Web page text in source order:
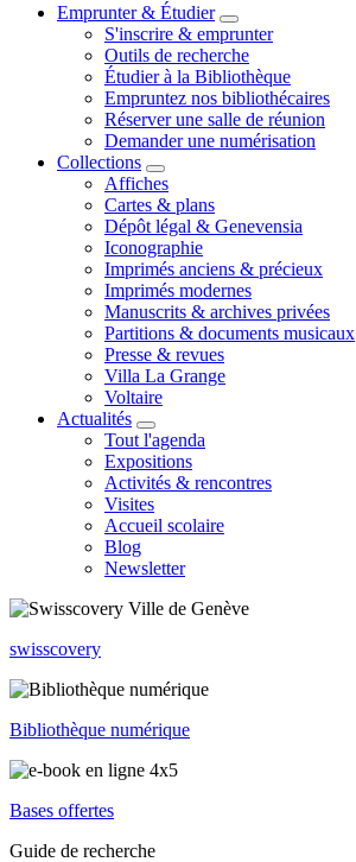
Emprunter & Étudier
S'inscrire & emprunter
Outils de recherche
Étudier à la Bibliothèque
Empruntez nos bibliothécaires
Réserver une salle de réunion
Demander une numérisation
Collections
Affiches
Cartes & plans
Dépôt légal & Genevensia
Iconographie
Imprimés anciens & précieux
Imprimés modernes
Manuscrits & archives privées
Partitions & documents musicaux
Presse & revues
Villa La Grange
Voltaire
Actualités
Tout l'agenda
Expositions
Activités & rencontres
Visites
Accueil scolaire
Blog
Newsletter
swisscovery
Bibliothèque numérique
Bases offertes
Guide de recherche